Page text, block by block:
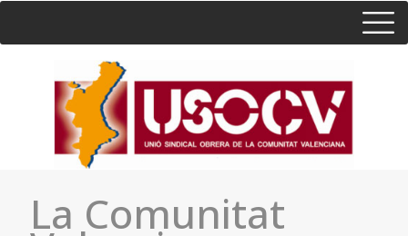
La Comunitat